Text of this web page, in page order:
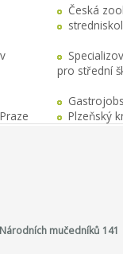
Česká
pro střední
Plzeňský
mučedníků 141